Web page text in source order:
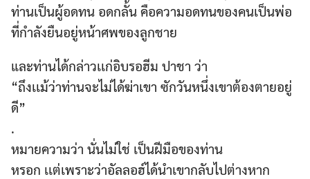
ท่านเป็นผู้อดทน อดกลั้น คือความอดทนของคนเป็นพ่อ
ที่กำลังยืนอยู่หน้าศพของลูกชาย
และท่านได้กล่าวเเก่อิบรอฮีม ปาชา ว่า
“ถึงเเม้ว่าท่านจะไม่ได้ฆ่าเขา ซักวันหนึ่งเขาต้องตายอยู่
ดี”
.
หมายความว่า นั่นไม่ใช่ เป็นฝีมือของท่าน
หรอก เเต่เพราะว่าอัลลอฮ์ได้นำเขากลับไปต่างหาก